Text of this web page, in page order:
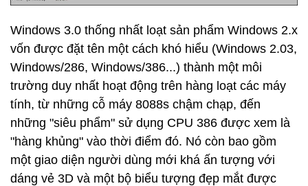
Windows 3.0 thống nhất loạt sản phẩm Windows 2.x
vốn được đặt tên một cách khó hiểu (Windows 2.03,
Windows/286, Windows/386...) thành một môi
trường duy nhất hoạt động trên hàng loạt các máy
tính, từ những cỗ máy 8088s chậm chạp, đến
những "siêu phẩm" sử dụng CPU 386 được xem là
"hàng khủng" vào thời điểm đó. Nó còn bao gồm
một giao diện người dùng mới khá ấn tượng với
dáng vẻ 3D và một bộ biểu tượng đẹp mắt được